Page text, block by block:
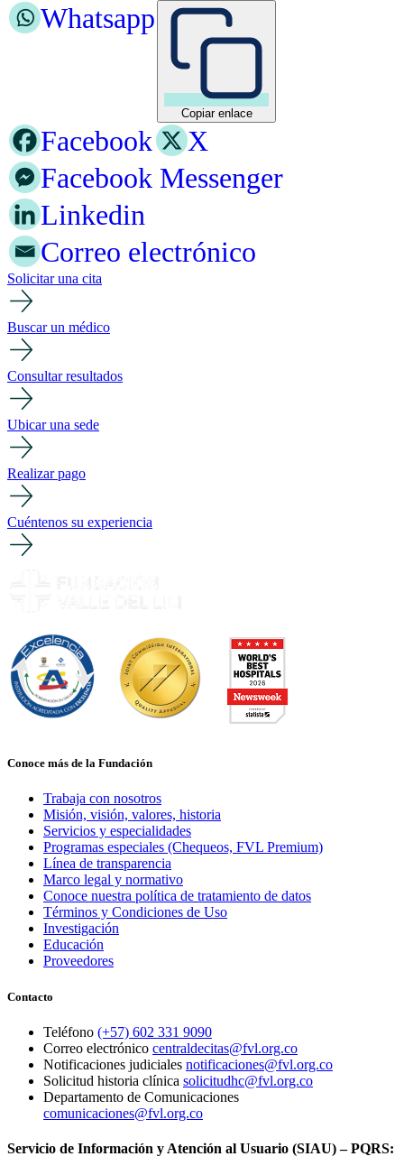
Copiar enlace
Whatsapp
Facebook
X
Facebook Messenger
Linkedin
Correo electrónico
Solicitar una cita
Buscar un médico
Consultar resultados
Ubicar una sede
Realizar pago
Cuéntenos su experiencia
Conoce más de la Fundación
Trabaja con nosotros
Misión, visión, valores, historia
Servicios y especialidades
Programas especiales (Chequeos, FVL Premium)
Línea de transparencia
Marco legal y normativo
Conoce nuestra política de tratamiento de datos
Términos y Condiciones de Uso
Investigación
Educación
Proveedores
Contacto
Teléfono (+57) 602 331 9090
Correo electrónico centraldecitas@fvl.org.co
Notificaciones judiciales notificaciones@fvl.org.co
Solicitud historia clínica solicitudhc@fvl.org.co
Departamento de Comunicaciones
comunicaciones@fvl.org.co
Servicio de Información y Atención al Usuario (SIAU) – PQRS: